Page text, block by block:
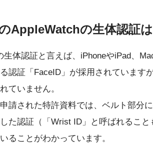
AppleWatchの生体認証
生体認証と言えば、iPhoneやiPad、
認証「FaceID」が採用されています
ていません。
請された特許資料では、ベルト部分
た認証（「Wrist ID」と呼ばれるこ
ることがわかっています。